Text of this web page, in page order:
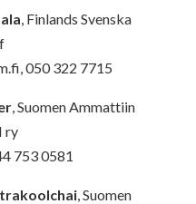
, Finlands Svenska
, 050 322 7715
, Suomen Ammattiin
ry
753 0581
, Suomen